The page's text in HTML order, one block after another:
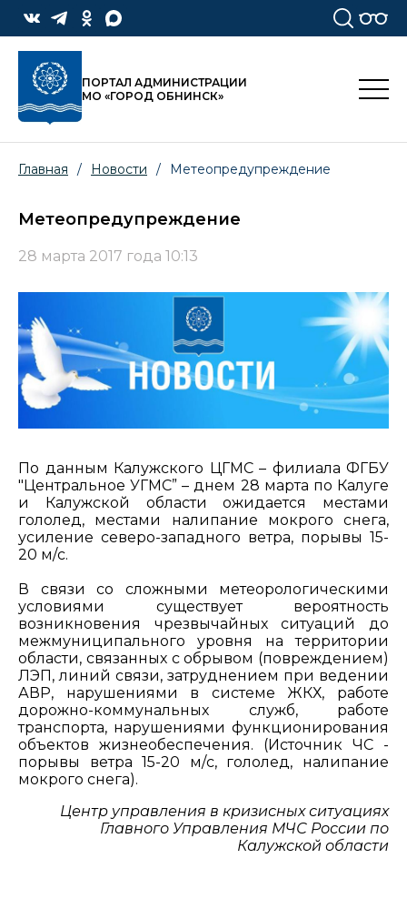
ПОРТАЛ АДМИНИСТРАЦИИ
МО «ГОРОД ОБНИНСК»
Главная / Новости / Метеопредупреждение
Метеопредупреждение
28 марта 2017 года 10:13
По данным Калужского ЦГМС – филиала ФГБУ
"Центральное УГМС” – днем 28 марта по Калуге
и Калужской области ожидается местами
гололед, местами налипание мокрого снега,
усиление северо-западного ветра, порывы 15-
20 м/с.
В связи со сложными метеорологическими
условиями существует вероятность
возникновения чрезвычайных ситуаций до
межмуниципального уровня на территории
области, связанных с обрывом (повреждением)
ЛЭП, линий связи, затруднением при ведении
АВР, нарушениями в системе ЖКХ, работе
дорожно-коммунальных служб, работе
транспорта, нарушениями функционирования
объектов жизнеобеспечения. (Источник ЧС -
порывы ветра 15-20 м/с, гололед, налипание
мокрого снега).
Центр управления в кризисных ситуациях
Главного Управления МЧС России по
Калужской области